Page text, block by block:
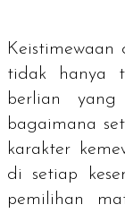
Keistimewaan
tidak hanya
berlian
bagaimana
karakter
di setiap
pemilihan